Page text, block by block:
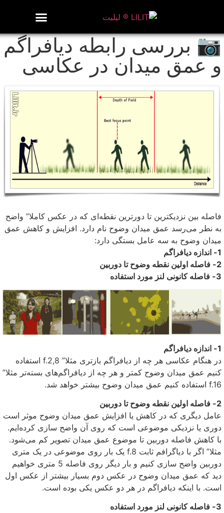
📷 بررسی رابطه دیافراگم
و عمق میدان در عکاسی
فاصله بین نزدیکترین تا دورترین نقطه‌ای که در عکس کاملا” واضح
به نطر می‌رسد عمق میدان وضوح نام دارد. افزایش و کاهش عمق
میدان وضوح به سه عامل بستگی دارد:
1- اندازه دیافراگم
2- فاصله اولین نقطه وضوح تا دوربین
3- فاصله کانونی لنز مورد استفاده
1- اندازه دیافراگم
در هنگام عکاسی هر چه از دیافراگم بازتری مثلا” f.2,8 استفاده
کنیم عمق میدان وضوح کمتر و هر چه از دیافراگم‌های بسته‌تر مثلا”
f.16 استفاده کنیم عمق میدان وضوح بیشتر خواهد شد.
2- فاصله اولین نقطه وضوح تا دوربین
عامل دیگری که در کاهش یا افزایش عمق میدان وضوح موثر است
دوری یا نزدیکی موضوعی است که روی آن واضح سازی کرده‌ایم.
با کاهش فاصله دوربین تا موضوع عمق میدان تصویر کم می‌شود.
مثلا” اگر با دیاگرافم ثابت f.8 یک بار روی موضوعی در یک متری
دوربین واضح سازی کنیم و بار دیگر روی فاصله 5 متری خواهیم
دید که عمق میدان وضوح در عکس دوم بسیار بیشتر از عکس اول
است. با اینکه دیافراگم در هر دو عکس یکی بوده است.
3- فاصله کانونی لنز مورد استفاده